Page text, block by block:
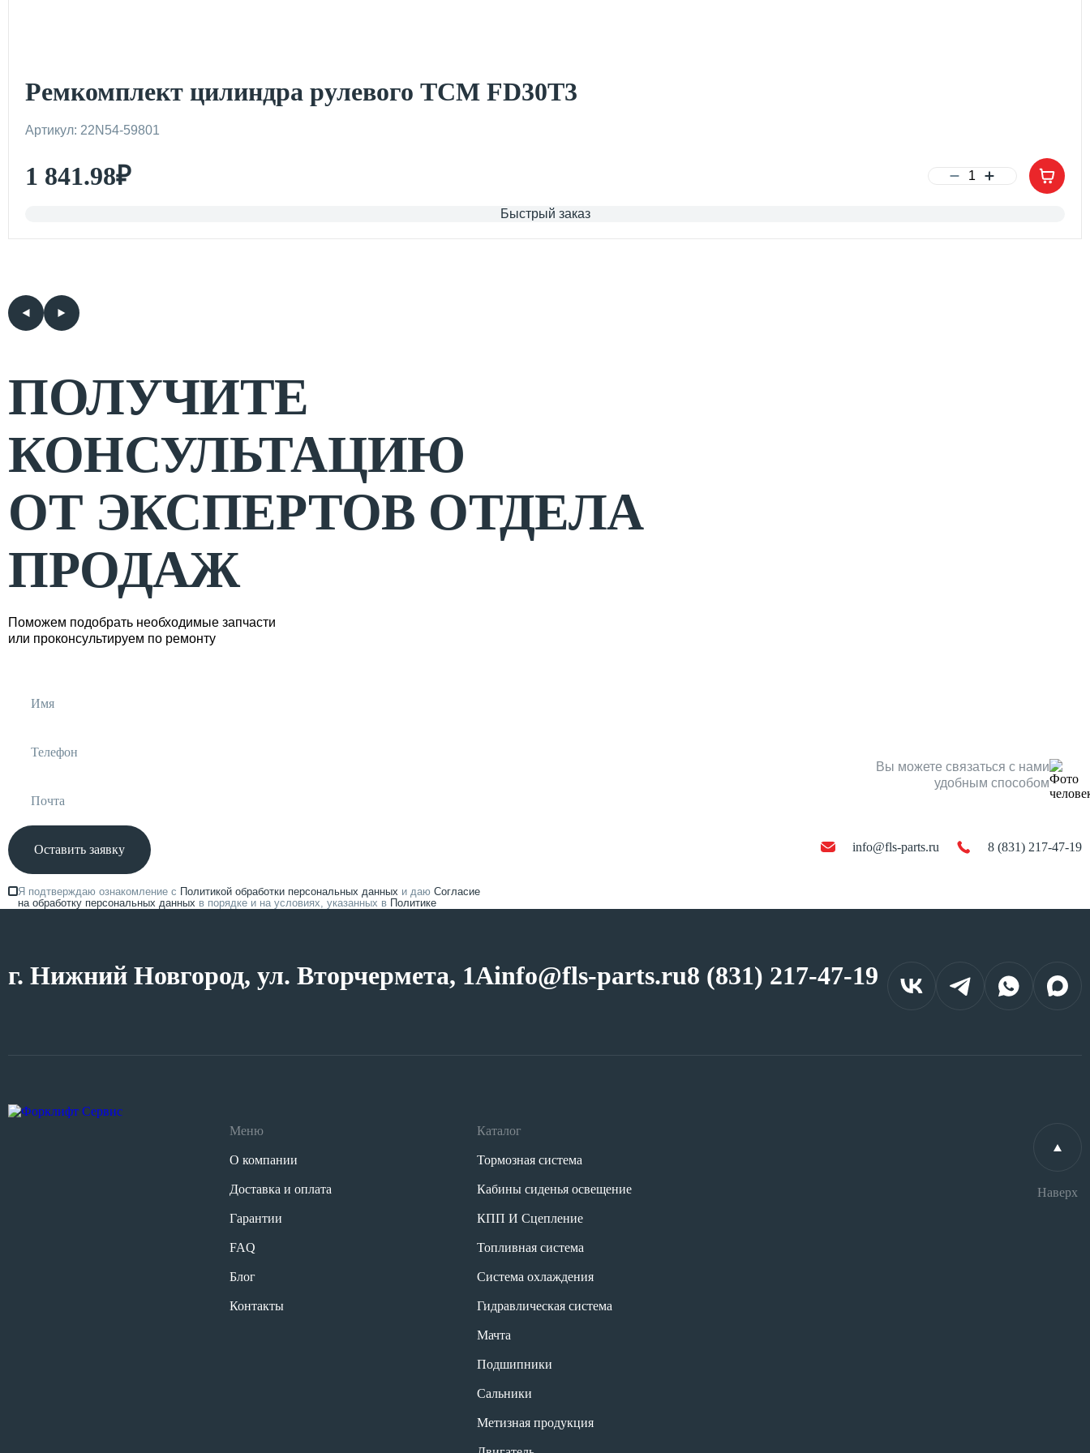
Ремкомплект цилиндра рулевого TCM FD30T3
Артикул: 22N54-59801
1 841.98₽
Быстрый заказ
ПОЛУЧИТЕ
КОНСУЛЬТАЦИЮ
ОТ ЭКСПЕРТОВ ОТДЕЛА
ПРОДАЖ
Поможем подобрать необходимые запчасти
или проконсультируем по ремонту
Оставить заявку
Я подтверждаю ознакомление с Политикой обработки персональных данных и даюСогласие
на обработку персональных данных в порядке и на условиях, указанных в Политике
Вы можете связаться с нами
удобным способом
info@fls-parts.ru 8 (831) 217-47-19
г. Нижний Новгород, ул. Вторчермета, 1Аinfo@fls-parts.ru8 (831) 217-47-19
Меню
О компании
Доставка и оплата
Гарантии
FAQ
Блог
Контакты
Каталог
Тормозная система
Кабины сиденья освещение
КПП И Сцепление
Топливная система
Система охлаждения
Гидравлическая система
Мачта
Подшипники
Сальники
Метизная продукция
Наверх